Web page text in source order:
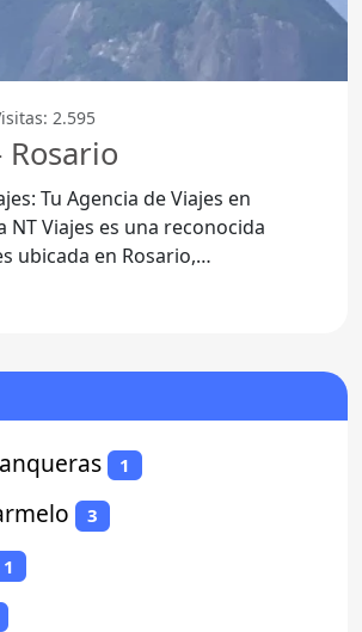
2.595
Rosario
Tu Agencia de Viajes en
ubicada en Rosario,
1
3
1